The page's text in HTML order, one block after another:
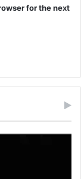
for the next